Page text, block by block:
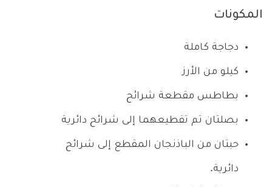
المكونات
دجاجة كاملة
كيلو من الأرز
بطاطس مقطعة شرائح
بصلتان تم تقطيعهما إلى شرائح دائرية
حبتان من الباذنجان المقطع إلى شرائح
دائرية.